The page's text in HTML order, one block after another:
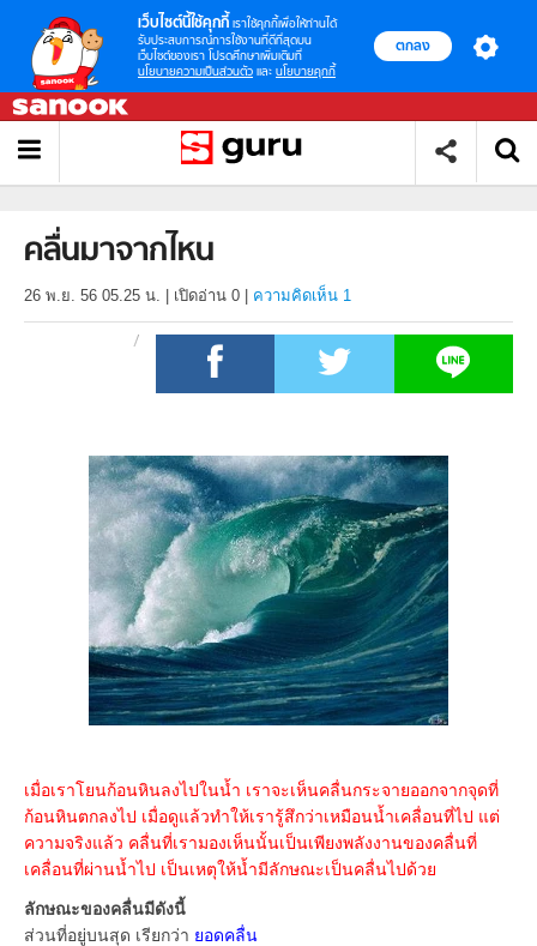
เว็บไซต์นี้ใช้คุกกี้ เราใช้คุกกี้เพื่อให้ท่านได้
รับประสบการณ์การใช้งานที่ดีที่สุดบน
เว็บไซต์ของเรา โปรดศึกษาเพิ่มเติมที่
นโยบายความเป็นส่วนตัว และ นโยบายคุกกี้
ตกลง
คลื่นมาจากไหน
26 พ.ย. 56 05.25 น. เปิดอ่าน 0 ความคิดเห็น 1
เมื่อเราโยนก้อนหินลงไปในน้ำ เราจะเห็นคลื่นกระจายออกจากจุดที่
ก้อนหินตกลงไป เมื่อดูแล้วทำให้เรารู้สึกว่าเหมือนน้ำเคลื่อนที่ไป แต่
ความจริงแล้ว คลื่นที่เรามองเห็นนั้นเป็นเพียงพลังงานของคลื่นที่
เคลื่อนที่ผ่านน้ำไป เป็นเหตุให้น้ำมีลักษณะเป็นคลื่นไปด้วย
ลักษณะของคลื่นมีดังนี้
ส่วนที่อยู่บนสุด เรียกว่า ยอดคลื่น